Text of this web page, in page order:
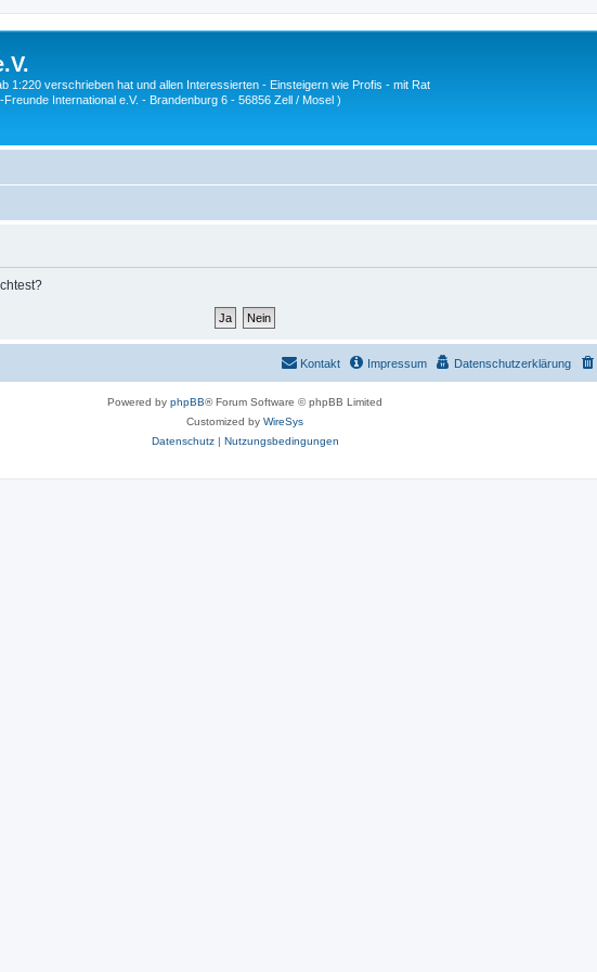
1:220 verschrieben hat und allen Interessierten - Einsteigern wie Profis - mit Rat
International e.V. - Brandenburg 6 - 56856 Zell / Mosel )
Datenschutzerklärung
Impressum
Kontakt
Powered by phpBB® Forum Software © phpBB Limited
Customized by WireSys
Datenschutz| Nutzungsbedingungen